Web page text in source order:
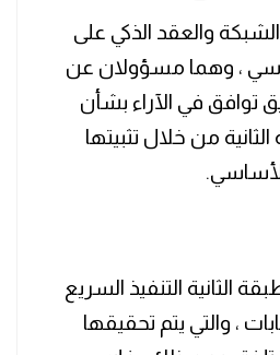
والعقد الذكي على
، وهما مسؤولان عن
توافق في الآراء بشأن
من خلال تثبيتها
الثانية التنفيذ السريع
، والتي يتم تحقيقها